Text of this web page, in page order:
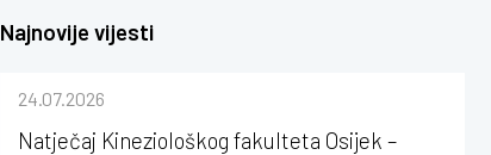
Najnovije vijesti
24.07.2026
Natječaj Kineziološkog fakulteta Osijek –